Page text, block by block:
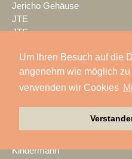
Um Ihren Besuch auf die
angenehm wie möglich zu
verwenden wir Cookies
Jericho Gehäuse
JTE
JTS
K24 Technik & Vertrieb GmbH
Kaiser Showtechnik
KAISERSCHOTE
Kindermann